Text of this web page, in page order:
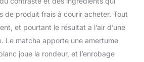
de produit frais à courir acheter. Tout
et pourtant le résultat a l’air d’une
Le matcha apporte une amertume
joue la rondeur, et l’enrobage